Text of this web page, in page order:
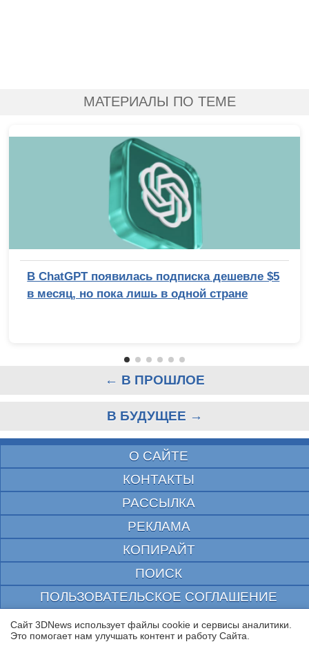
МАТЕРИАЛЫ ПО ТЕМЕ
В ChatGPT появилась подписка дешевле $5
в месяц, но пока лишь в одной стране
← В ПРОШЛОЕ
В БУДУЩЕЕ →
О САЙТЕ
КОНТАКТЫ
РАССЫЛКА
РЕКЛАМА
КОПИРАЙТ
ПОИСК
ПОЛЬЗОВАТЕЛЬСКОЕ СОГЛАШЕНИЕ
ЗАЩИЩЕНО CURATOR
© 1997—2026 Электронное периодическое издание "3ДНьюс" | Свидетельство о
Сайт 3DNews использует файлы cookie и сервисы аналитики.
Это помогает нам улучшать контент и работу Cайта.